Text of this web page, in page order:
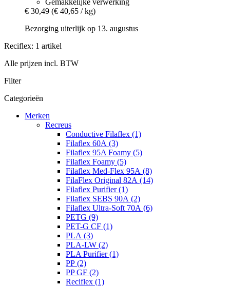
Gemakkelijke verwerking
€ 30,49 (€ 40,65 / kg)
Bezorging uiterlijk op 13. augustus
Reciflex: 1 artikel
Alle prijzen incl. BTW
Filter
Categorieën
Merken
Recreus
Conductive Filaflex (1)
Filaflex 60A (3)
Filaflex 95A Foamy (5)
Filaflex Foamy (5)
Filaflex Med-Flex 95A (8)
FilaFlex Original 82A (14)
Filaflex Purifier (1)
Filaflex SEBS 90A (2)
Filaflex Ultra-Soft 70A (6)
PETG (9)
PET-G CF (1)
PLA (3)
PLA-LW (2)
PLA Purifier (1)
PP (2)
PP GF (2)
Reciflex (1)